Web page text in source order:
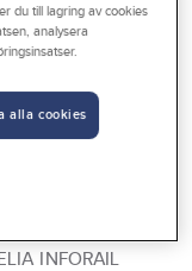
för
sektion,
INFORAIL
du till lagring av cookies
analysera
alla cookies